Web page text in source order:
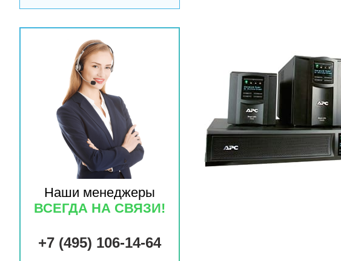
Наши менеджеры
ВСЕГДА НА СВЯЗИ!
+7 (495) 106-14-64